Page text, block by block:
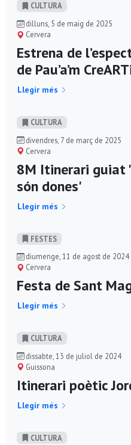
CULTURA
dilluns, 5 de maig de 2025
Cervera
Estrena de
de Pau’a’m
Llegir més
CULTURA
divendres, 7 de març de 2025
Cervera
8M Itinerari guiat
són dones'
Llegir més
FESTES
diumenge, 11 de agost de 2024
Cervera
Festa de Sant
Llegir més
CULTURA
dissabte, 13 de juliol de 2024
Guissona
Itinerari poètic
Llegir més
CULTURA